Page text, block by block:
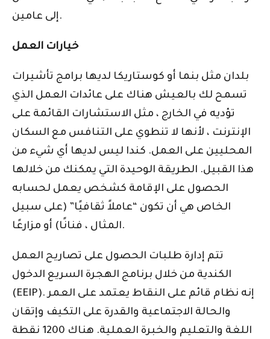
إلى عامين.
خيارات العمل
بلدان مثل بنما أو كوستاريكا لديها برامج تأشيرات
تسمح لك بالعيش هناك على عائدات العمل الذي
تؤديه في الخارج ، مثل الاستشارات القائمة على
الإنترنت ، لأنها لا تنطوي على التنافس مع السكان
المحليين على العمل. كندا ليس لديها أي شيء من
هذا القبيل. الطريقة الوحيدة التي يمكنك من خلالها
الحصول على الإقامة كشخص يعمل لحسابه
الخاص هي أن تكون “عاملاً ثقافيًا” (على سبيل
المثال ، فنانًا) أو مزارعًا.
تتم إدارة طلبات الحصول على تصاريح العمل
الكندية من خلال برنامج الهجرة السريع الدخول
(EEIP). إنه نظام قائم على النقاط يعتمد على العمر
والحالة الاجتماعية والقدرة على التكيف وإتقان
اللغة والتعليم والخبرة العملية. هناك 1200 نقطة